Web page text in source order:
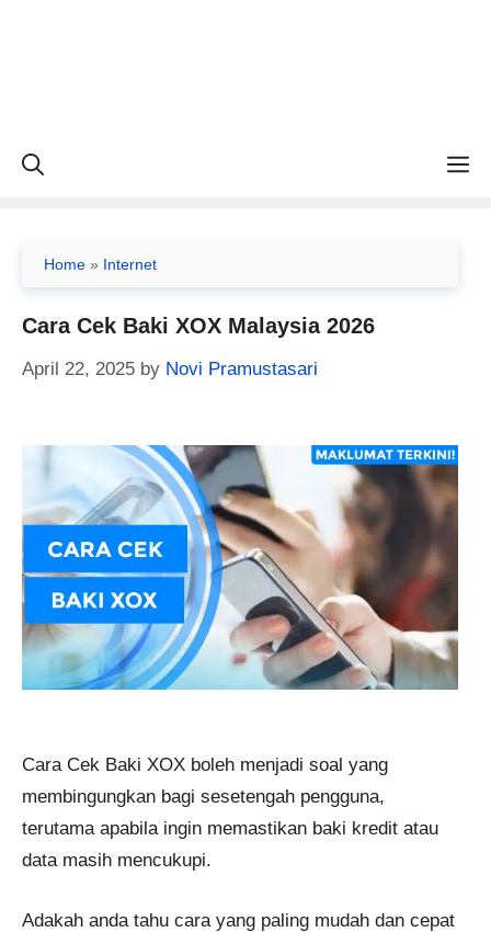
Home » Internet
Cara Cek Baki XOX Malaysia 2026
April 22, 2025 by Novi Pramustasari
Cara Cek Baki XOX boleh menjadi soal yang
membingungkan bagi sesetengah pengguna,
terutama apabila ingin memastikan baki kredit atau
data masih mencukupi.
Adakah anda tahu cara yang paling mudah dan cepat